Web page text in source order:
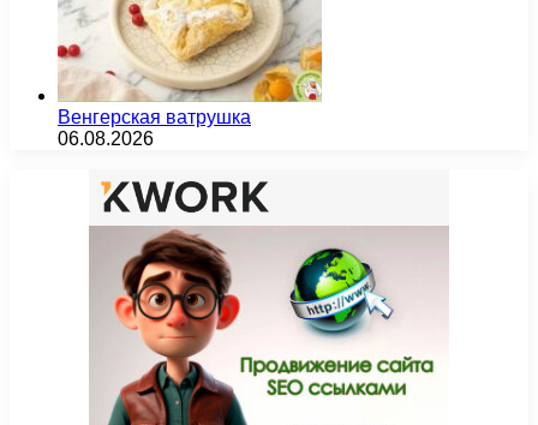
Венгерская ватрушка
06.08.2026